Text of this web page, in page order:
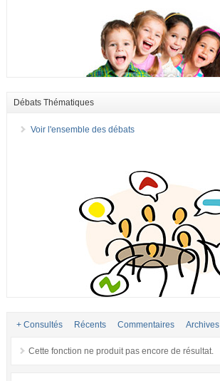
Débats Thématiques
Voir l'ensemble des débats
+ Consultés Récents Commentaires Archives
Cette fonction ne produit pas encore de résultat.